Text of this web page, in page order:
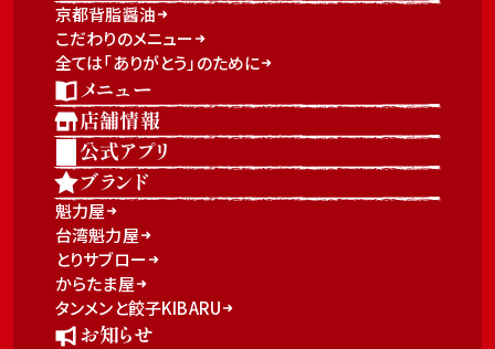
京都背脂醤油
こだわりのメニュー
全ては「ありがとう」のために
メニュー
店舗情報
公式アプリ
ブランド
魁力屋
台湾魁力屋
とりサブロー
からたま屋
タンメンと餃子KIBARU
お知らせ